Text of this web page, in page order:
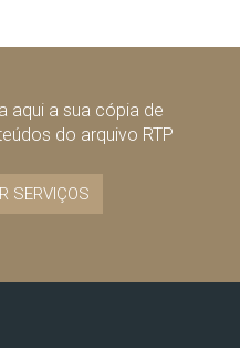
aqui a sua cópia de
do arquivo RTP
SERVIÇOS